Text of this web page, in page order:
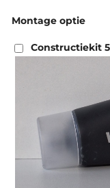
Montage optie
Constructiekit